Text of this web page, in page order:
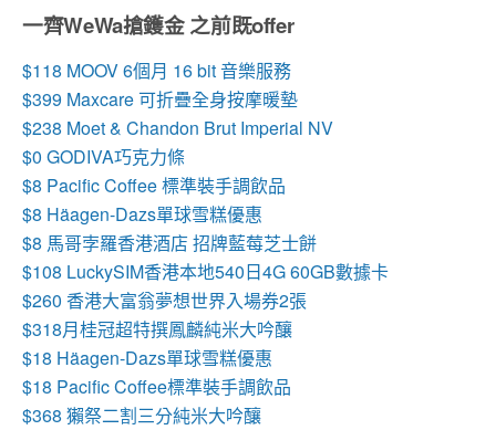
一齊WeWa搶鑊金 之前既offer
$118 MOOV 6個月 16 bit 音樂服務
$399 Maxcare 可折疊全身按摩暖墊
$238 Moet & Chandon Brut Imperial NV
$0 GODIVA巧克力條
$8 Pacific Coffee 標準裝手調飲品
$8 Häagen-Dazs單球雪糕優惠
$8 馬哥孛羅香港酒店 招牌藍莓芝士餅
$108 LuckySIM香港本地540日4G 60GB數據卡
$260 香港大富翁夢想世界入場券2張
$318月桂冠超特撰鳳麟純米大吟釀
$18 Häagen-Dazs單球雪糕優惠
$18 Pacific Coffee標準裝手調飲品
$368 獺祭二割三分純米大吟釀